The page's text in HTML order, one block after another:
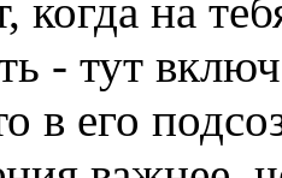
когда на
- тут
в его